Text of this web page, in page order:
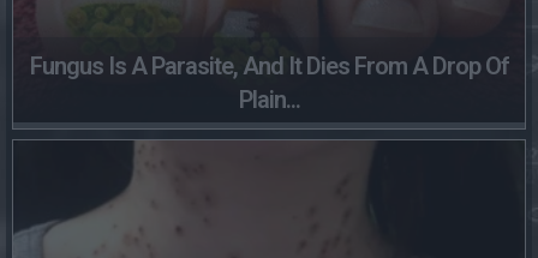
Fungus Is A Parasite, And It Dies From A Drop Of
Plain...